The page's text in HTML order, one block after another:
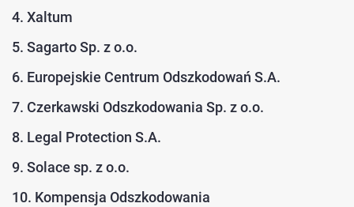
4. Xaltum
5. Sagarto Sp. z o.o.
6. Europejskie Centrum Odszkodowań S.A.
7. Czerkawski Odszkodowania Sp. z o.o.
8. Legal Protection S.A.
9. Solace sp. z o.o.
10. Kompensja Odszkodowania